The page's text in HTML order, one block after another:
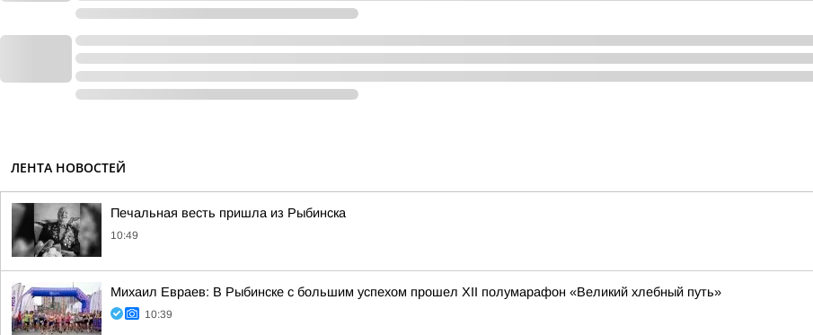
ЛЕНТА НОВОСТЕЙ
Печальная весть пришла из Рыбинска
10:49
Михаил Евраев: В Рыбинске с большим успехом прошел XII полумарафон «Великий хлебный путь»
10:39